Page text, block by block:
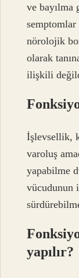
ve
semptomlar
nörolojik
olarak
ilişkili
İşlevsellik,
varoluş
yapabilme
vücudunun
yapılır?